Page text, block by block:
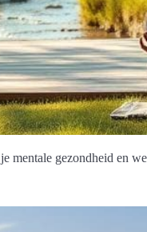
mentale gezondheid en